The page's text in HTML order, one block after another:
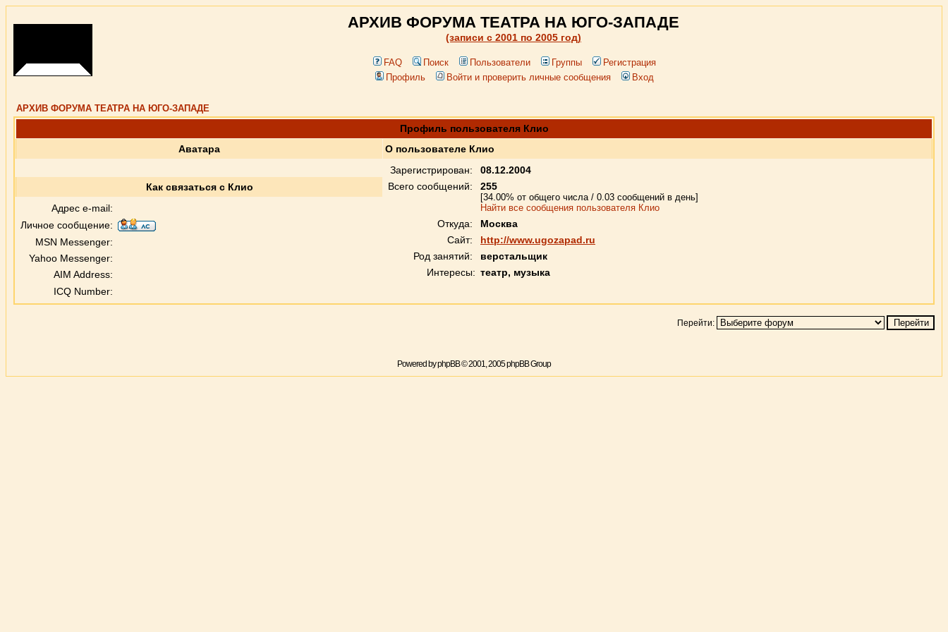
АРХИВ ФОРУМА ТЕАТРА НА ЮГО-ЗАПАДЕ
(записи c 2001 по 2005 год)
FAQ Поиск Пользователи Группы
Регистрация
Профиль
Войти и проверить личные сообщения Вход
АРХИВ ФОРУМА ТЕАТРА НА ЮГО-ЗАПАДЕ
Профиль пользователя Клио
Аватара
О пользователе Клио
Зарегистрирован:
08.12.2004
Всего сообщений:
255
[34.00% от общего числа / 0.03 сообщений в день]
Найти все сообщения пользователя Клио
Откуда:
Москва
Сайт:
http://www.ugozapad.ru
Род занятий:
верстальщик
Интересы: театр, музыка
Как связаться с Клио
Адрес e-mail:
Личное сообщение:
MSN Messenger:
Yahoo Messenger:
AIM Address:
ICQ Number:
Перейти:
Powered byphpBB© 2001, 2005 phpBB Group